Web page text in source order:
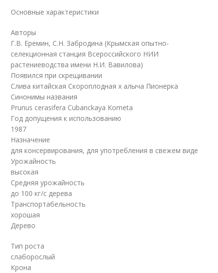
Основные характеристики
Авторы
Г.В. Еремин, С.Н. Забродина (Крымская опытно-
селекционная станция Всероссийского НИИ
растениеводства имени Н.И. Ва­вилова)
Появился при скрещивании
Слива китайская Скороплодная х алыча Пионерка
Синонимы названия
Prunus cerasifera Cubanckaya Kometa
Год допущения к использованию
1987
Назначение
для консервирования, для употребления в свежем виде
Урожайность
высокая
Средняя урожайность
до 100 кг/с дерева
Транспортабельность
хорошая
Дерево
Тип роста
слаборослый
Крона